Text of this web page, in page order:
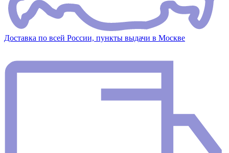
Доставка по всей России, пункты выдачи в Москве